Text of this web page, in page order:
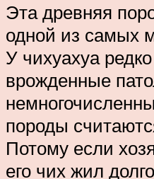
Эта древняя
одной из самых
У чихуахуа
врожденные
породы
Потому если
его чих жил